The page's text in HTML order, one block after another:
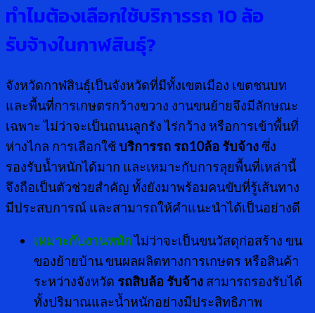
ทำไมต้องเลือกใช้บริการรถ10 ล้อ
รับจ้างในกาฬสินธุ์?
จังหวัดกาฬสินธุ์เป็นจังหวัดที่มีทั้งเขตเมือง เขตชนบท
และพื้นที่การเกษตรกว้างขวาง งานขนย้ายจึงมีลักษณะ
เฉพาะ ไม่ว่าจะเป็นถนนลูกรัง ไร่กว้าง หรือการเข้าพื้นที่
ห่างไกล การเลือกใช้บริการรถ รถ10ล้อ รับจ้างซึ่ง
รองรับน้ำหนักได้มาก และเหมาะกับการลุยพื้นที่เหล่านี้
จึงถือเป็นตัวช่วยสำคัญ ทั้งยังมาพร้อมคนขับที่รู้เส้นทาง
มีประสบการณ์ และสามารถให้คำแนะนำได้เป็นอย่างดี
เหมาะกับงานหนักไม่ว่าจะเป็นขนวัสดุก่อสร้าง ขน
ของย้ายบ้าน ขนผลผลิตทางการเกษตร หรือสินค้า
ระหว่างจังหวัด รถสิบล้อ รับจ้าง สามารถรองรับได้
ทั้งปริมาณและน้ำหนักอย่างมีประสิทธิภาพ